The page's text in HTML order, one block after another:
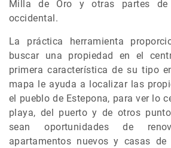
Milla de Oro y otras partes
occidental.
La práctica herramienta
buscar una propiedad en el
primera característica de su tipo
mapa le ayuda a localizar las
el pueblo de Estepona, para ver lo
playa, del puerto y de otros
sean oportunidades de
apartamentos nuevos y casas de